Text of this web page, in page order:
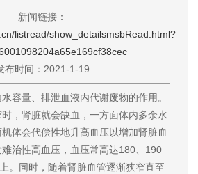
新闻链接：
listread/show_detailsmsbRead.html?
布时间：2021-1-19
量、排泄血液内代谢废物的作用。
，肾脏就会缺血，一方面体内多余水
体会代偿性地升高血压以增加肾脏血
治性高血压，血压常高达180、190
。同时，随着肾脏血管逐渐狭窄直至